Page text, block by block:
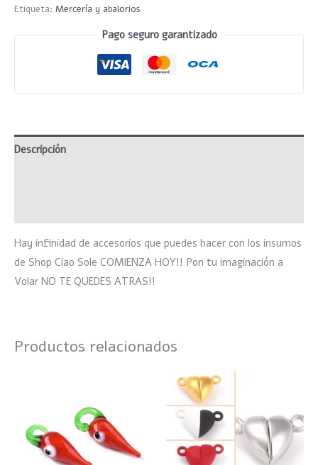
Etiqueta: Mercería y abalorios
Pago seguro garantizado
Descripción
Hay infinidad de accesorios que puedes hacer con los insumos
de Shop Ciao Sole COMIENZA HOY!! Pon tu imaginación a
Volar NO TE QUEDES ATRAS!!
Productos relacionados
Rango
de
precios:
desde
$48
hasta
$50
tiene